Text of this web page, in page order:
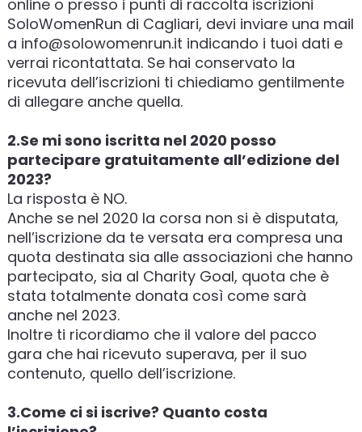
online o presso i punti di raccolta iscrizioni
SoloWomenRun di Cagliari, devi inviare una mail
a info@solowomenrun.it indicando i tuoi dati e
verrai ricontattata. Se hai conservato la
ricevuta dell’iscrizioni ti chiediamo gentilmente
di allegare anche quella.
2.Se mi sono iscritta nel 2020 posso
partecipare gratuitamente all’edizione del
2023?
La risposta è NO.
Anche se nel 2020 la corsa non si è disputata,
nell’iscrizione da te versata era compresa una
quota destinata sia alle associazioni che hanno
partecipato, sia al Charity Goal, quota che è
stata totalmente donata così come sarà
anche nel 2023.
Inoltre ti ricordiamo che il valore del pacco
gara che hai ricevuto superava, per il suo
contenuto, quello dell’iscrizione.
3.Come ci si iscrive? Quanto costa